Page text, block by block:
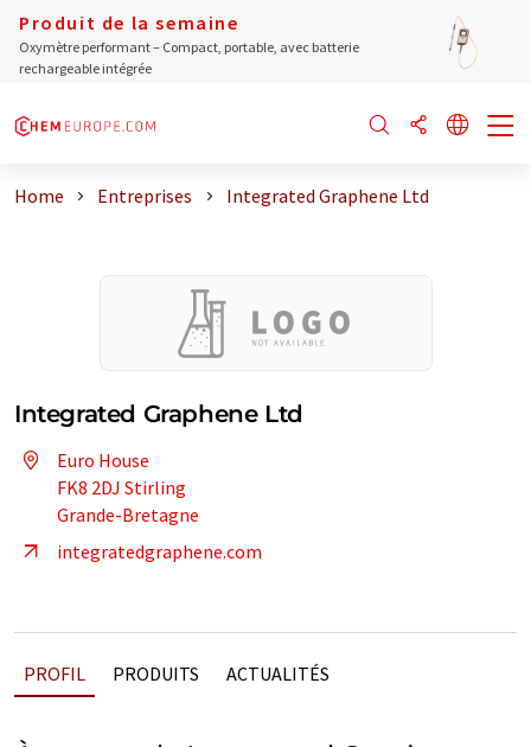
Produit de la semaine
Oxymètre performant – Compact, portable, avec batterie
rechargeable intégrée
Home Entreprises Integrated Graphene Ltd
Integrated Graphene Ltd
Euro House
FK8 2DJ Stirling
Grande-Bretagne
integratedgraphene.com
PROFIL PRODUITS ACTUALITÉS